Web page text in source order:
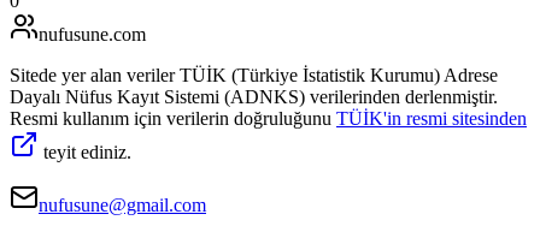
nufusune.com
Sitede yer alan veriler TÜİK (Türkiye İstatistik Kurumu) Adrese
Dayalı Nüfus Kayıt Sistemi (ADNKS) verilerinden derlenmiştir.
Resmi kullanım için verilerin doğruluğunu TÜİK'in resmi sitesinden
teyit ediniz.
nufusune@gmail.com